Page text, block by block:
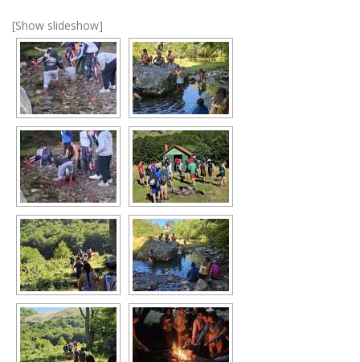
[Show slideshow]